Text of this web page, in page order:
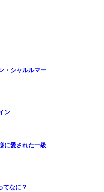
・シャルルマー
ン
に愛された一級
てなに？